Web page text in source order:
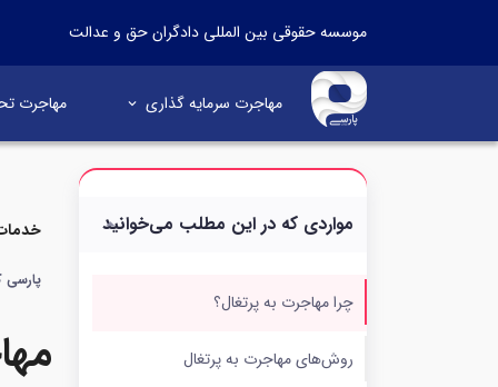
موسسه حقوقی بین المللی دادگران حق و عدالت
مهاجرت سرمایه گذاری مهاجرت
مواردی که در این مطلب می‌خوانید
چرا مهاجرت به پرتغال؟
روش‌های مهاجرت به پرتغال
پارسی